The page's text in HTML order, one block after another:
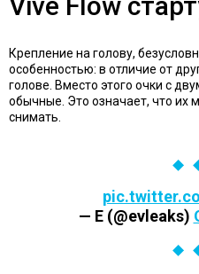
Крепление на голову,
особенностью: в отличие от
голове. Вместо этого очки с
обычные. Это означает, что их
снимать.
— E (@evleaks)